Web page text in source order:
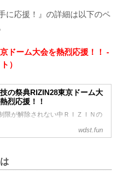
に応援！』の詳細は以下のペ
ドーム大会を熱烈応援！！ -
）
の祭典RIZIN28東京ドーム大
烈応援！！
限が解除されない中ＲＩＺＩＮの
と選手に応援を伝え、応援してくれ
と考えこのような形を取らせてい
wdst.fun